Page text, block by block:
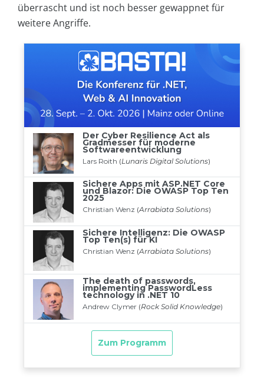
überrascht und ist noch besser gewappnet für
weitere Angriffe.